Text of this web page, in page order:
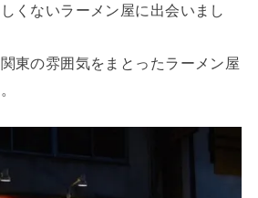
くないラーメン屋に出会いまし
東の雰囲気をまとったラーメン屋